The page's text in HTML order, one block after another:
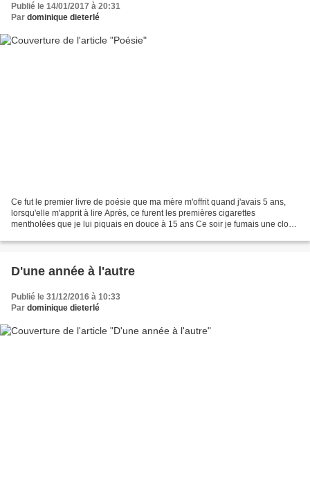
Publié le 14/01/2017 à 20:31
Par dominique dieterlé
Ce fut le premier livre de poésie que ma mère m'offrit quand j'avais 5 ans,
lorsqu'elle m'apprit à lire Après, ce furent les premières cigarettes
mentholées que je lui piquais en douce à 15 ans Ce soir je fumais une clope
D'une année à l'autre
Publié le 31/12/2016 à 10:33
Par dominique dieterlé